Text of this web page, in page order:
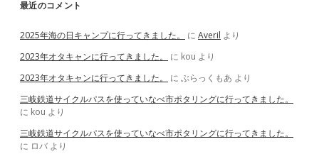
最近のコメント
2025年海の日キャンプに行ってきました。 に Averil より
2023年オタキャンに行ってきました。
に kou より
2023年オタキャンに行ってきました。
に ぶらっくもあ より
三岐鉄道サイクルパスを使っていなべ市ポタリングに行ってきました。
に kou より
三岐鉄道サイクルパスを使っていなべ市ポタリングに行ってきました。
に ロバ より